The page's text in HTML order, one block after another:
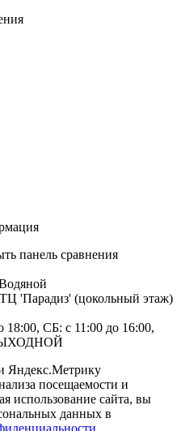
панель сравнения
'Парадиз' (цокольный этаж)
СБ: с 11:00 до 16:00,
Яндекс.Метрику
посещаемости и
использование сайта, вы
данных в